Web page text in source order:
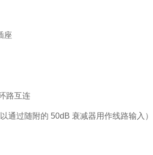
座
路互连
通过随附的 50dB 衰减器用作线路输入）